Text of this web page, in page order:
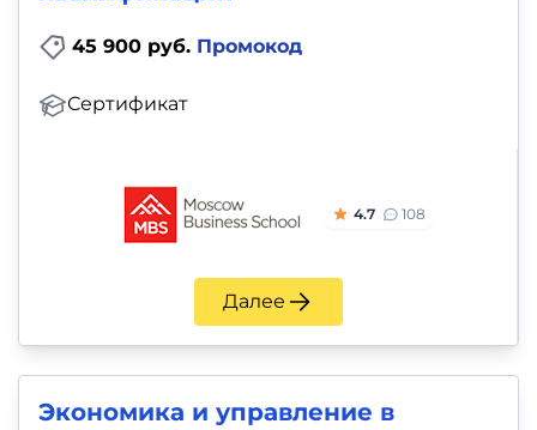
45 900 руб. Промокод
Сертификат
4.7 108
Далее
Экономика и управление в